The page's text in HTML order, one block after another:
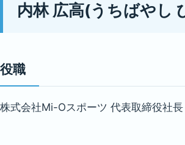
内林 広高(うちばやし
役職
株式会社Mi-Oスポーツ 代表取締役社長